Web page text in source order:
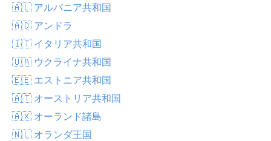
🇦🇱 アルバニア共和国
🇦🇩 アンドラ
🇮🇹 イタリア共和国
🇺🇦 ウクライナ共和国
🇪🇪 エストニア共和国
🇦🇹 オーストリア共和国
🇦🇽 オーランド諸島
🇳🇱 オランダ王国